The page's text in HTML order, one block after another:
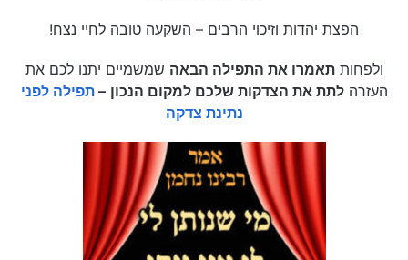
הפצת יהדות וזיכוי הרבים – השקעה טובה לחיי נצח!
ולפחותתאמרו את התפילה הבאה שמשמיים יתנו לכם את
העזרהלתת את הצדקות שלכם למקום הנכון –תפילה לפני
נתינת צדקה